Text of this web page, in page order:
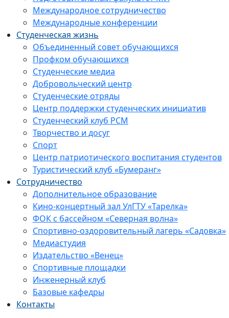
Международное сотрудничество
Международные конференции
Студенческая жизнь
Объединенный совет обучающихся
Профком обучающихся
Студенческие медиа
Добровольческий центр
Студенческие отряды
Центр поддержки студенческих инициатив
Студенческий клуб РСМ
Творчество и досуг
Спорт
Центр патриотического воспитания студентов
Туристический клуб «Бумеранг»
Сотрудничество
Дополнительное образование
Кино-концертный зал УлГТУ «Тарелка»
ФОК с бассейном «Северная волна»
Спортивно-оздоровительный лагерь «Садовка»
Медиастудия
Издательство «Венец»
Спортивные площадки
Инженерный клуб
Базовые кафедры
Контакты